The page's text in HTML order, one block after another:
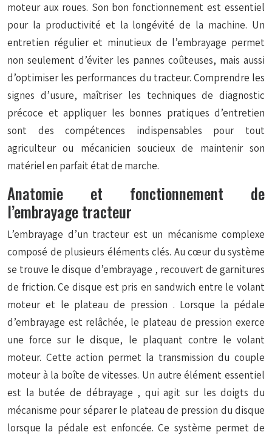
moteur aux roues. Son bon fonctionnement est essentiel
pour la productivité et la longévité de la machine. Un
entretien régulier et minutieux de l’embrayage permet
non seulement d’éviter les pannes coûteuses, mais aussi
d’optimiser les performances du tracteur. Comprendre les
signes d’usure, maîtriser les techniques de diagnostic
précoce et appliquer les bonnes pratiques d’entretien
sont des compétences indispensables pour tout
agriculteur ou mécanicien soucieux de maintenir son
matériel en parfait état de marche.
Anatomie et fonctionnement de
l’embrayage tracteur
L’embrayage d’un tracteur est un mécanisme complexe
composé de plusieurs éléments clés. Au cœur du système
se trouve ledisque d’embrayage , recouvert de garnitures
de friction. Ce disque est pris en sandwich entre le volant
moteur et le plateau de pression . Lorsque la pédale
d’embrayage est relâchée, le plateau de pression exerce
une force sur le disque, le plaquant contre le volant
moteur. Cette action permet la transmission du couple
moteur à la boîte de vitesses. Un autre élément essentiel
est la butée de débrayage , qui agit sur les doigts du
mécanisme pour séparer le plateau de pression du disque
lorsque la pédale est enfoncée. Ce système permet de